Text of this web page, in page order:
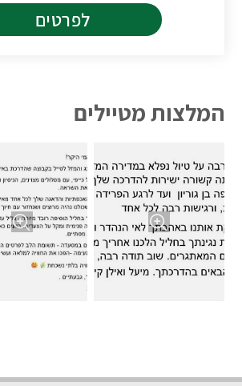
לפרטים
המלצות מטיילים